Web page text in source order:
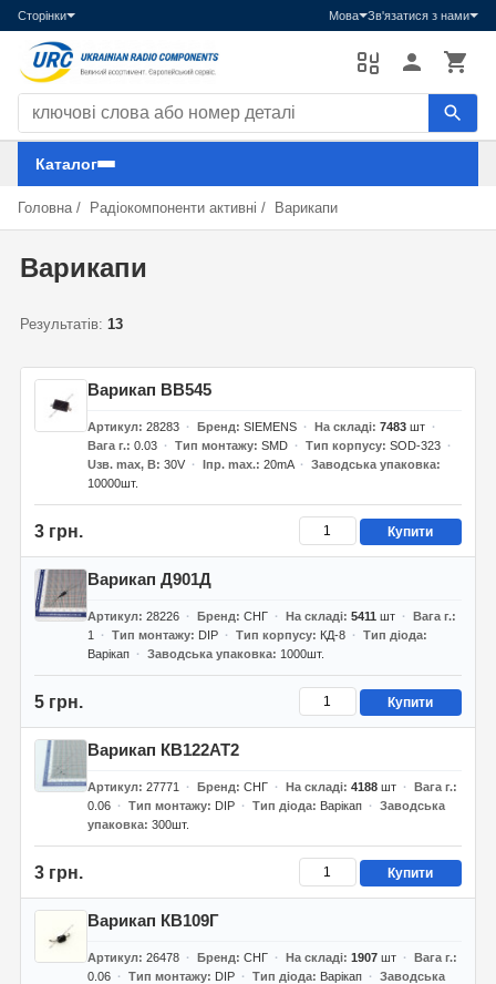
Сторінки Мова Зв'язатися з нами
Пошук компонентів
Каталог
Головна / Радіокомпоненти активні / Варикапи
Варикапи
Результатів: 13
Варикап BB545
Артикул 28283 Бренд SIEMENS На складі 7483шт
Вага г. 0.03 Тип монтажу SMD Тип корпусу SOD-323
Uзв. max, В 30V Iпр. max. 20mA
Заводська упаковка
10000шт.
3 грн. Купити
Варикап Д901Д
Артикул 28226 Бренд СНГ На складі 5411 шт
Вага г.
1
Тип монтажу DIP Тип корпусу КД-8
Тип діода
Варікап
Заводська упаковка 1000шт.
5 грн. Купити
Варикап КВ122АТ2
Артикул 27771 Бренд СНГ На складі 4188шт
Вага г.
0.06
Тип монтажу DIP Тип діода Варікап
Заводська
упаковка 300шт.
3 грн. Купити
Варикап КВ109Г
Артикул 26478 Бренд СНГ На складі 1907шт
Вага г.
0.06
Тип монтажу DIP Тип діода Варікап
Заводська